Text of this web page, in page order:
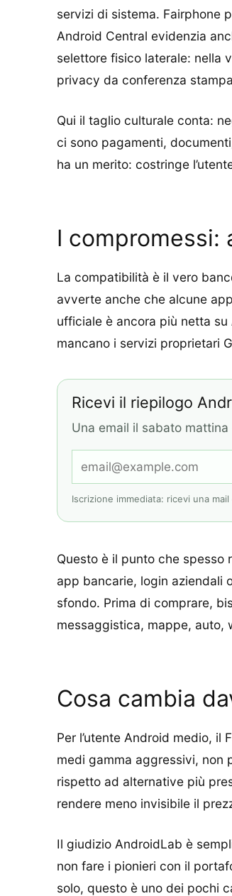
servizi di sistema. Fairphone
Android Central evidenzia
selettore fisico laterale: nella
privacy da conferenza
Qui il taglio culturale conta:
ci sono pagamenti,
ha un merito: costringe
I compromessi:
La compatibilità è il vero
avverte anche che alcune
ufficiale è ancora più netta su
mancano i servizi proprietari
Ricevi il riepilogo
Una email il sabato
Iscrizione immediata: ricevi una
Questo è il punto che spesso
app bancarie, login aziendali
sfondo. Prima di comprare,
messaggistica, mappe, auto,
Cosa cambia
Per l’utente Android medio,
medi gamma aggressivi, non
rispetto ad alternative più
rendere meno invisibile il
Il giudizio AndroidLab è
non fare i pionieri con il
solo, questo è uno dei pochi